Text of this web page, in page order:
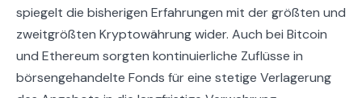
spiegelt die bisherigen Erfahrungen mit der größten und
zweitgrößten Kryptowährung wider. Auch bei Bitcoin
und Ethereum sorgten kontinuierliche Zuflüsse in
börsengehandelte Fonds für eine stetige Verlagerung